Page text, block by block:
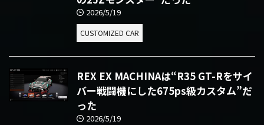
2026/5/19
CUSTOMIZED CAR
REX EX MACHINAは“R35 GT-Rをサイ
バー戦闘機にした675ps級カスタム”だ
った
2026/5/19